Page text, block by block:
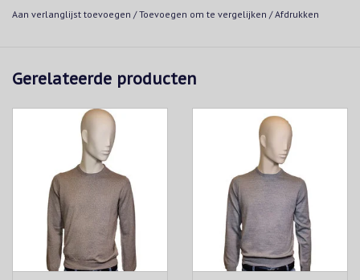
Wasvoorschrift:
Strijken op maximaal 160°C
Aan verlanglijst toevoegen /Toevoegen om te vergelijken /Afdrukken
Gerelateerde producten